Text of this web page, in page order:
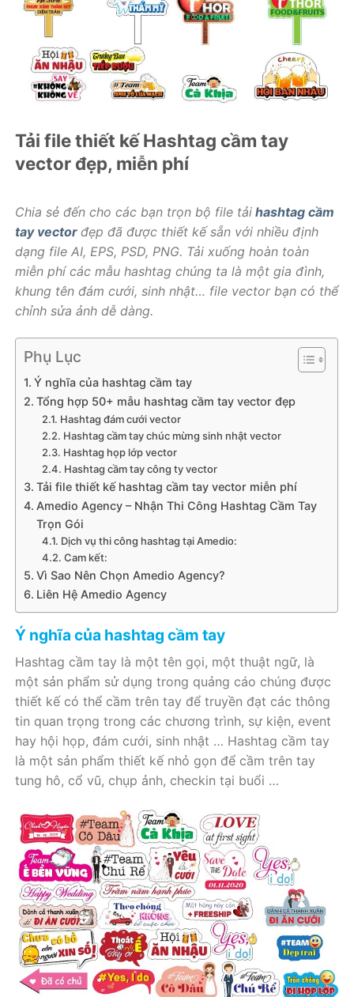
Tải file thiết kế Hashtag cầm tay
vector đẹp, miễn phí
Chia sẻ đến cho các bạn trọn bộ file tải hashtag cầm
tay vector đẹp đã được thiết kế sẵn với nhiều định
dạng file AI, EPS, PSD, PNG. Tải xuống hoàn toàn
miễn phí các mẫu hashtag chúng ta là một gia đình,
khung tên đám cưới, sinh nhật… file vector bạn có thể
chỉnh sửa ảnh dễ dàng.
Phụ Lục
Ý nghĩa của hashtag cầm tay
Tổng hợp 50+ mẫu hashtag cầm tay vector đẹp
Hashtag đám cưới vector
Hashtag cầm tay chúc mừng sinh nhật vector
Hashtag họp lớp vector
Hashtag cầm tay công ty vector
Tải file thiết kế hashtag cầm tay vector miễn phí
Amedio Agency – Nhận Thi Công Hashtag Cầm Tay
Trọn Gói
Dịch vụ thi công hashtag tại Amedio:
Cam kết:
Vì Sao Nên Chọn Amedio Agency?
Liên Hệ Amedio Agency
Ý nghĩa của hashtag cầm tay
Hashtag cầm tay là một tên gọi, một thuật ngữ, là
một sản phẩm sử dụng trong quảng cáo chúng được
thiết kế có thể cầm trên tay để truyền đạt các thông
tin quan trọng trong các chương trình, sự kiện, event
hay hội họp, đám cưới, sinh nhật … Hashtag cầm tay
là một sản phẩm thiết kế nhỏ gọn để cầm trên tay
tung hô, cổ vũ, chụp ảnh, checkin tại buổi …